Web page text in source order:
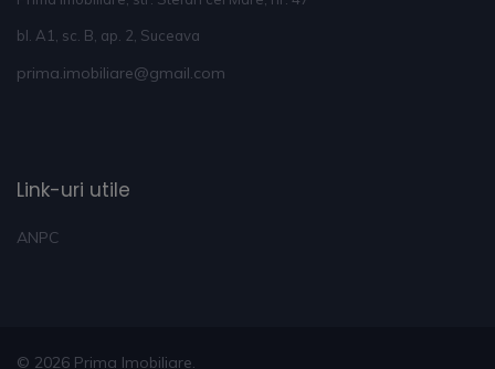
bl. A1, sc. B, ap. 2, Suceava
prima.imobiliare@gmail.com
Link-uri utile
ANPC
© 2026 Prima Imobiliare.